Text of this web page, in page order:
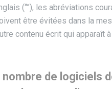
(“”), les abréviations
être évitées dans la
contenu écrit qui apparaît à
nombre de logiciels